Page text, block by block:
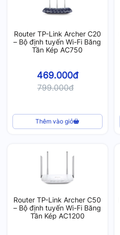
Router TP-Link Archer C20
– Bộ định tuyến Wi-Fi Băng
Tần Kép AC750
469.000đ
799.000đ
Thêm vào giỏ
Router TP-Link Archer C50
– Bộ định tuyến Wi-Fi Băng
Tần Kép AC1200